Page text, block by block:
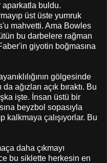
buldu.
üst üste yumruk
mahvetti. Ama Bowles
bu darbelere rağman
giyotin boğmasına
gölgesinde
ağızları açık bıraktı. Bu
işte. İnsan üstü bir
beyzbol sopasıyla
kalkmaya çalışıyorlar. Bu
daha çıkmayı
bu siklette herkesin en